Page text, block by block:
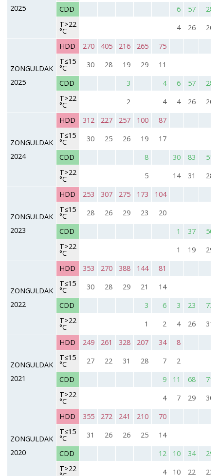
2025
CDD
6 57
28
T>22
°C 4 26 20
ZONGULDAK
2025
HDD 270 405 216 265
75
T≤15
°C 30 28 19 29
11
CDD
3 4 6 57
28
T>22
°C 2 4 4 26 20
ZONGULDAK
2024
HDD 312 227 257 100
87
T≤15
°C 30 25 26 19
17
CDD
8 30 83
51
T>22
°C 5 14 31 28
ZONGULDAK
2023
HDD 253 307 275 173
104
T≤15
°C 28 26 29 23
20
CDD
1 37
50
T>22
°C 1 19 29
ZONGULDAK
2022
HDD 353 270 388 144
81
T≤15
°C 30 28 29 21
14
CDD
3 6 3 23
73
T>22
°C 1 2 4 26 31
ZONGULDAK
2021
HDD 249 261 328 207 34
8
T≤15
°C 27 22 31 28 7
2
CDD
9 11 68
71
T>22
°C 4 7 29 30
ZONGULDAK
2020
HDD 355 272 241 210
70
T≤15
°C 31 26 26 25
14
CDD
12 10 34
29
T>22
4 10 22 23